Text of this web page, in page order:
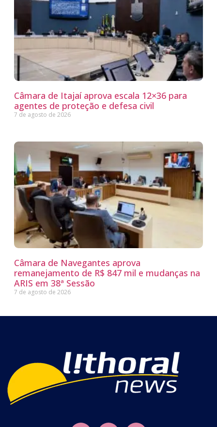
Câmara de Itajaí aprova escala 12×36 para
agentes de proteção e defesa civil
7 de agosto de 2026
Câmara de Navegantes aprova
remanejamento de R$ 847 mil e mudanças na
ARIS em 38ª Sessão
7 de agosto de 2026